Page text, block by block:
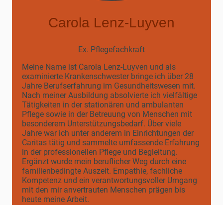
Carola Lenz-Luyven
Ex. Pflegefachkraft
Meine Name ist Carola Lenz-Luyven und a ls
examinierte Krankenschwester bringe ich über 28
Jahre Berufserfahrung im Gesundheitswesen mit.
Nach meiner Ausbildung absolvierte ich vielfältige
Tätigkeiten in der stationären und ambulanten
Pflege sowie in der Betreuung von Menschen mit
besonderem Unterstützungsbedarf. Über viele
Jahre war ich unter anderem in Einrichtungen der
Caritas tätig und sammelte umfassende Erfahrung
in der professionellen Pflege und Begleitung.
Ergänzt wurde mein beruflicher Weg durch eine
familienbedingte Auszeit. Empathie, fachliche
Kompetenz und ein verantwortungsvoller Umgang
mit den mir anvertrauten Menschen prägen bis
heute meine Arbeit.